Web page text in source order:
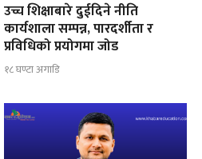
उच्च शिक्षाबारे दुईदिने नीति
कार्यशाला सम्पन्न, पारदर्शीता र
प्रविधिको प्रयोगमा जोड
१८ घण्टा अगाडि